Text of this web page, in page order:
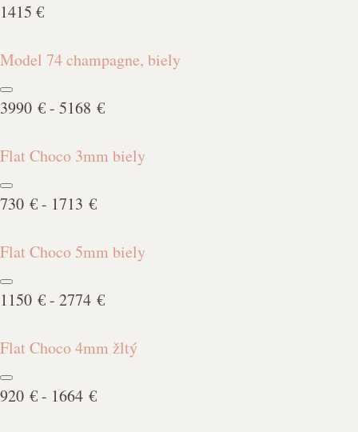
1415 €
Model 74 champagne, biely
3990 € - 5168 €
Flat Choco 3mm biely
730 € - 1713 €
Flat Choco 5mm biely
1150 € - 2774 €
Flat Choco 4mm žltý
920 € - 1664 €